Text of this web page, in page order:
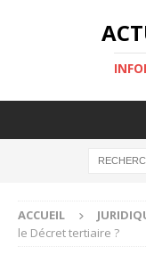
ACCUEIL
le Décret tertiaire ?